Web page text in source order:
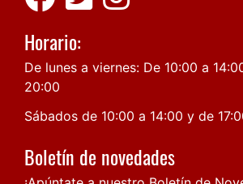
Horario:
De lunes a viernes: De 10:00 a
20:00
Sábados de 10:00 a 14:00 y de
Boletín de novedades